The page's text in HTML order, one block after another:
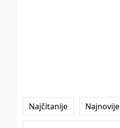
Najčitanije Najnovije